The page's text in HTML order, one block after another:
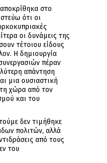
στο
ότι οι
οι δυνάμεις της
τέτοιου είδους
Η δημιουργία
πέραν
απάντηση
μια ουσιαστική
χώρα από τον
και του
δεν τιμήθηκε
πολιτών, αλλά
από τους
του